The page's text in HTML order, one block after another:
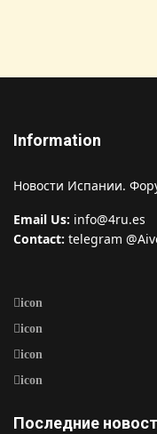
Information
Новости Испании.
Email Us: info@4ru.es
Contact: telegram
icon
icon
icon
icon
Последние